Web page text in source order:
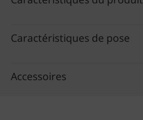
Caractéristiques de pose
Accessoires